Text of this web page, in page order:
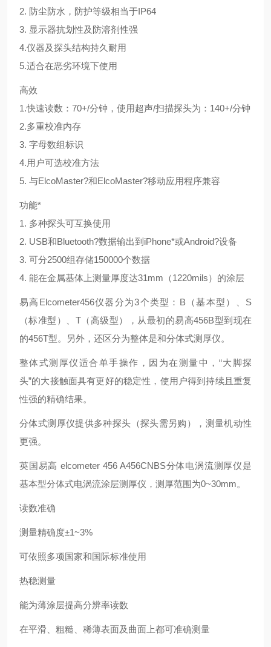
2. 防尘防水，防护等级相当于IP64
3. 显示器抗划性及防溶剂性强
4.仪器及探头结构持久耐用
5.适合在恶劣环境下使用
高效
1.快速读数：70+/分钟，使用超声/扫描探头为：140+/分钟
2.多重校准内存
3. 字母数组标识
4.用户可选校准方法
5. 与ElcoMaster?和ElcoMaster?移动应用程序兼容
功能*
1. 多种探头可互换使用
2. USB和Bluetooth?数据输出到iPhone*或Android?设备
3. 可分2500组存储150000个数据
4. 能在金属基体上测量厚度达31mm（1220mils）的涂层
易高Elcometer456仪器分为3个类型：B（基本型）、S
（标准型）、T（高级型），从最初的易高456B型到现在
的456T型。另外，还区分为整体是和分体式测厚仪。
整体式测厚仪适合单手操作，因为在测量中，“大脚探
头”的大接触面具有更好的稳定性，使用户得到持续且重复
性强的精确结果。
分体式测厚仪提供多种探头（探头需另购），测量机动性
更强。
英国易高 elcometer 456 A456CNBS分体电涡流测厚仪是
基本型分体式电涡流涂层测厚仪，测厚范围为0~30mm。
读数准确
测量精确度±1~3%
可依照多项国家和国际标准使用
热稳测量
能为薄涂层提高分辨率读数
在平滑、粗糙、稀薄表面及曲面上都可准确测量